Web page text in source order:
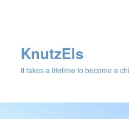
KnutzEls
It takes a lifetime to become a